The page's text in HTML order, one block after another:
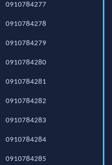
0910784277
0910784278
0910784279
0910784280
0910784281
0910784282
0910784283
0910784284
0910784285